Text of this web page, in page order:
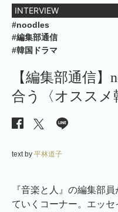
INTERVIEW
#noodles
#編集部通信
#韓国ドラマ
【編集部通信】
合う〈オススメ
text by 平林道子
『音楽と人』の編集部
ていくコーナー。エッ